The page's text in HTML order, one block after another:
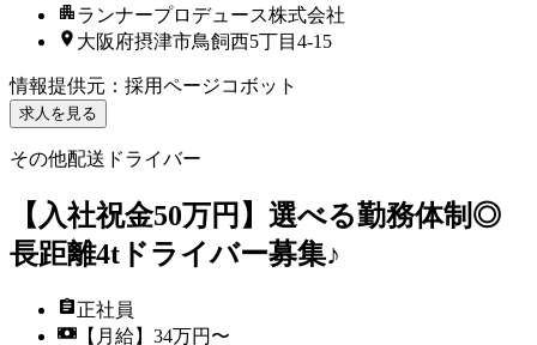
ランナープロデュース株式会社
大阪府摂津市鳥飼西5丁目4-15
情報提供元 ： 採用ページコボット
求人を見る
その他配送ドライバー
【入社祝金50万円】選べる勤務体制◎
長距離4tドライバー募集♪
正社員
【月給】34万円〜